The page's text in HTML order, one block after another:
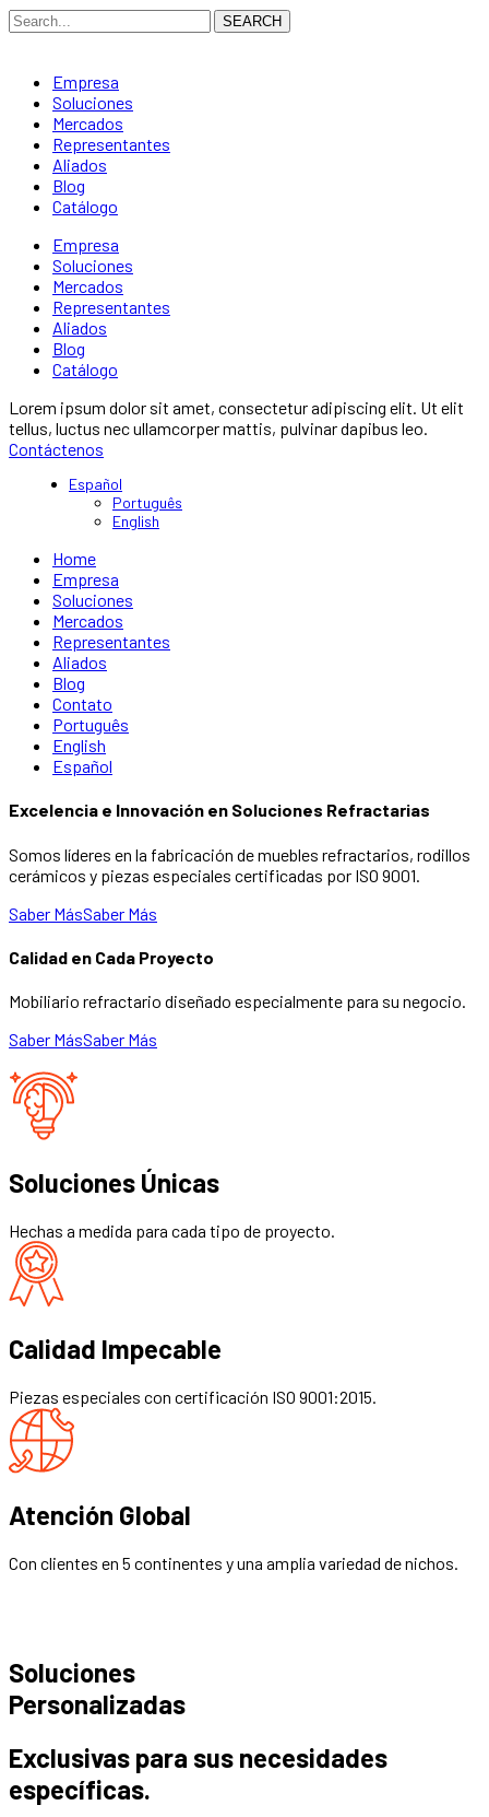
SEARCH
Empresa
Soluciones
Mercados
Representantes
Aliados
Blog
Catálogo
Empresa
Soluciones
Mercados
Representantes
Aliados
Blog
Catálogo
Lorem ipsum dolor sit amet, consectetur adipiscing elit. Ut elit
tellus, luctus nec ullamcorper mattis, pulvinar dapibus leo.
Contáctenos
Español
Português
English
Home
Empresa
Soluciones
Mercados
Representantes
Aliados
Blog
Contato
Português
English
Español
Excelencia e Innovación en Soluciones Refractarias
Somos líderes en la fabricación de muebles refractarios, rodillos
cerámicos y piezas especiales certificadas por ISO 9001.
Saber MásSaber Más
Calidad en Cada Proyecto
Mobiliario refractario diseñado especialmente para su negocio.
Saber MásSaber Más
Soluciones Únicas
Hechas a medida para cada tipo de proyecto.
Calidad Impecable
Piezas especiales con certificación ISO 9001:2015.
Atención Global
Con clientes en 5 continentes y una amplia variedad de nichos.
Soluciones
Personalizadas
Exclusivas para sus necesidades
específicas.